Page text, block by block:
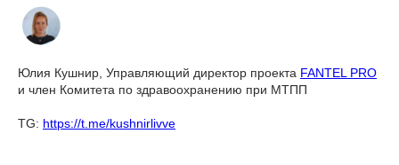
Юлия Кушнир, Управляющий директор проекта FANTEL PRO
и член Комитета по здравоохранению при МТПП
TG: https://t.me/kushnirlivve